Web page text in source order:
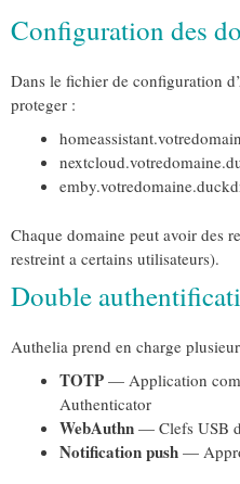
Configuration des
Dans le fichier de configuration
proteger :
Chaque domaine peut avoir des
restreint a certains utilisateurs).
Double
Authelia prend en charge
TOTP — Application
Authenticator
WebAuthn — Clefs USB
Notification push —